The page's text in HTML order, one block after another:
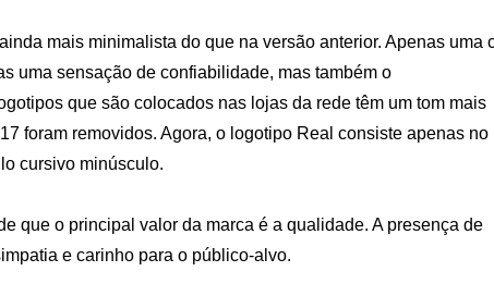
mais minimalista do que na versão anterior. Apenas uma
uma sensação de confiabilidade, mas também o
que são colocados nas lojas da rede têm um tom mais
foram removidos. Agora, o logotipo Real consiste apenas no
cursivo minúsculo.
que o principal valor da marca é a qualidade. A presença de
e carinho para o público-alvo.